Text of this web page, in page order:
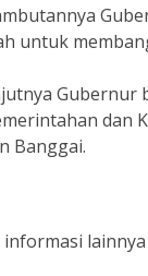
untuk
Gubernur
dan
Banggai.